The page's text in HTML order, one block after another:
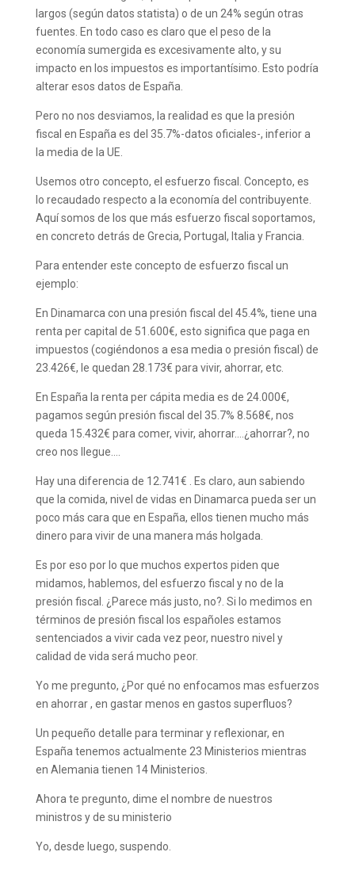
largos (según datos statista) o de un 24% según otras
fuentes. En todo caso es claro que el peso de la
economía sumergida es excesivamente alto, y su
impacto en los impuestos es importantísimo. Esto podría
alterar esos datos de España.
Pero no nos desviamos, la realidad es que la presión
fiscal en España es del 35.7%-datos oficiales-, inferior a
la media de la UE.
Usemos otro concepto, el esfuerzo fiscal. Concepto, es
lo recaudado respecto a la economía del contribuyente.
Aquí somos de los que más esfuerzo fiscal soportamos,
en concreto detrás de Grecia, Portugal, Italia y Francia.
Para entender este concepto de esfuerzo fiscal un
ejemplo:
En Dinamarca con una presión fiscal del 45.4%, tiene una
renta per capital de 51.600€, esto significa que paga en
impuestos (cogiéndonos a esa media o presión fiscal) de
23.426€, le quedan 28.173€ para vivir, ahorrar, etc.
En España la renta per cápita media es de 24.000€,
pagamos según presión fiscal del 35.7% 8.568€, nos
queda 15.432€ para comer, vivir, ahorrar….¿ahorrar?, no
creo nos llegue….
Hay una diferencia de 12.741€ . Es claro, aun sabiendo
que la comida, nivel de vidas en Dinamarca pueda ser un
poco más cara que en España, ellos tienen mucho más
dinero para vivir de una manera más holgada.
Es por eso por lo que muchos expertos piden que
midamos, hablemos, del esfuerzo fiscal y no de la
presión fiscal. ¿Parece más justo, no?. Si lo medimos en
términos de presión fiscal los españoles estamos
sentenciados a vivir cada vez peor, nuestro nivel y
calidad de vida será mucho peor.
Yo me pregunto, ¿Por qué no enfocamos mas esfuerzos
en ahorrar , en gastar menos en gastos superfluos?
Un pequeño detalle para terminar y reflexionar, en
España tenemos actualmente 23 Ministerios mientras
en Alemania tienen 14 Ministerios.
Ahora te pregunto, dime el nombre de nuestros
ministros y de su ministerio
Yo, desde luego, suspendo.